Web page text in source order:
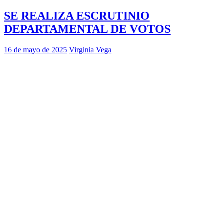
SE REALIZA ESCRUTINIO
DEPARTAMENTAL DE VOTOS
16 de mayo de 2025 Virginia Vega